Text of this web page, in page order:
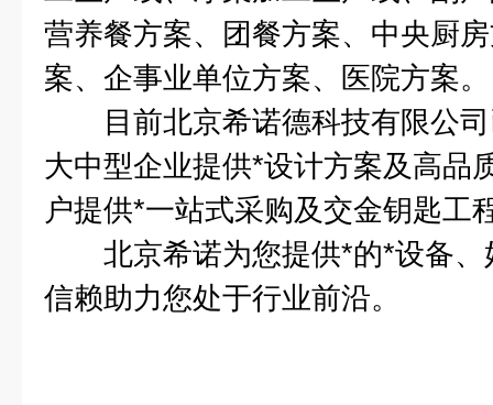
营养餐方案、团餐方案、中央厨
案、企事业单位方案、医院方案。
目前北京希诺德科技有限公司
大中型企业提供*设计方案及高品
户提供*一站式采购及交金钥匙工
北京希诺为您提供*的*设备、
信赖助力您处于行业前沿。